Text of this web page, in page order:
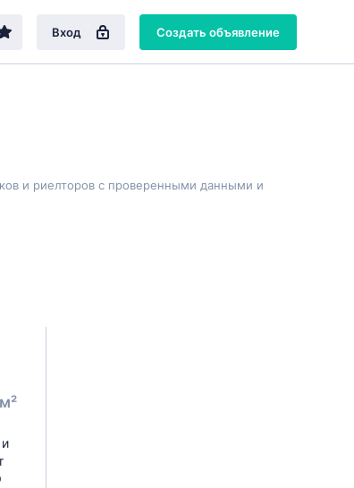
Вход Создать объявление
и риелторов с проверенными данными и